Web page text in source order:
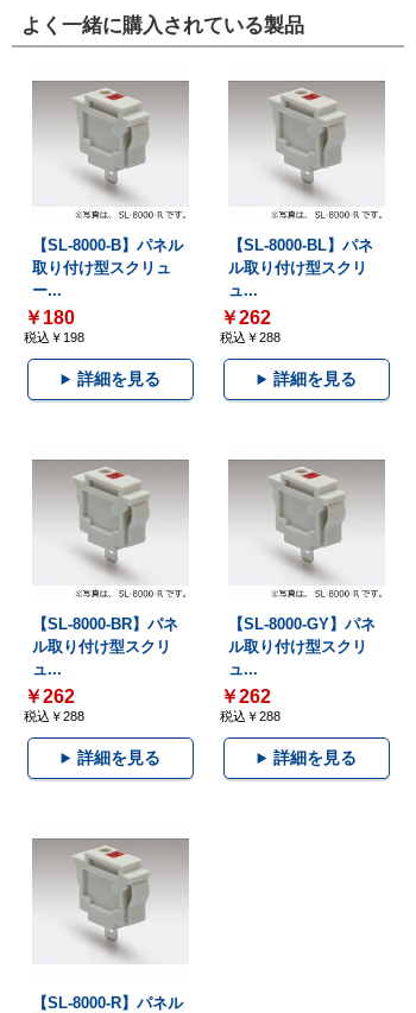
よく一緒に購入されている製品
【SL-8000-B】パネル
取り付け型スクリュ
ー...
￥180
税込￥198
詳細を見る
【SL-8000-BL】パネ
ル取り付け型スクリ
ュ...
￥262
税込￥288
詳細を見る
【SL-8000-BR】パネ
ル取り付け型スクリ
ュ...
￥262
税込￥288
詳細を見る
【SL-8000-GY】パネ
ル取り付け型スクリ
ュ...
￥262
税込￥288
詳細を見る
【SL-8000-R】パネル